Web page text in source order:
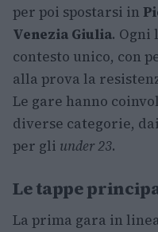
per poi spostarsi in
Venezia Giulia. Ogni
contesto unico, con
alla prova la
Le gare hanno
diverse categorie, dai
per gli under 23.
Le tappe
La prima gara in